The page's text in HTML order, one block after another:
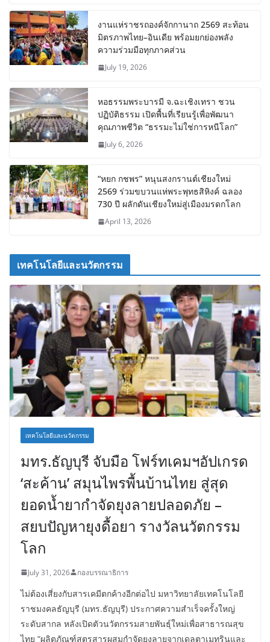
งานแห่ราชรถองค์จักกานาถ 2569 สะท้อน
มิตรภาพไทย–อินเดีย พร้อมยกย่องพลัง
ความร่วมมือทุกภาคส่วน
July 19, 2026
หอธรรมพระบารมี จ.ฉะเชิงเทรา ชวน
ปฏิบัติธรรม เปิดพื้นที่เรียนรู้เพื่อพัฒนา
คุณภาพชีวิต “ธรรมะไม่ใช่การหนีโลก”
July 6, 2026
“หยก กชพร” หนุนสงกรานต์เชียงใหม่
2569 ร่วมขบวนแห่พระพุทธสิหิงค์ ฉลอง
730 ปี ผลักดันเชียงใหม่สู่เมืองมรดกโลก
April 13, 2026
เทคโนโลยีและนวัตกรรม
เทคโนโลยีและนวัตกรรม
มทร.ธัญบุรี จับมือ โฟร์ทเคมฯอัปเกรด
‘สะค้าน’ สมุนไพรพื้นบ้านไทย สู่สุด
ยอดน้ำยากำจัดยุงลายปลอดภัย –
สยบปัญหายุงดื้อยา รางวัลนวัตกรรม
โลก
July 31, 2026 กองบรรณาธิการ
ไม่ต้องเสี่ยงกับสารเคมีตกค้างอีกต่อไป มหาวิทยาลัยเทคโนโลยี
ราชมงคลธัญบุรี (มทร.ธัญบุรี) ประกาศความสำเร็จครั้งใหญ่
ระดับสากล หลังเปิดตัวนวัตกรรมสายพันธุ์ใหม่เพื่อสาธารณสุข
ไทย “ผลิตภัณฑ์สูตรสารผสมกำจัดยุงลายจากเดลตาเมทรินและ